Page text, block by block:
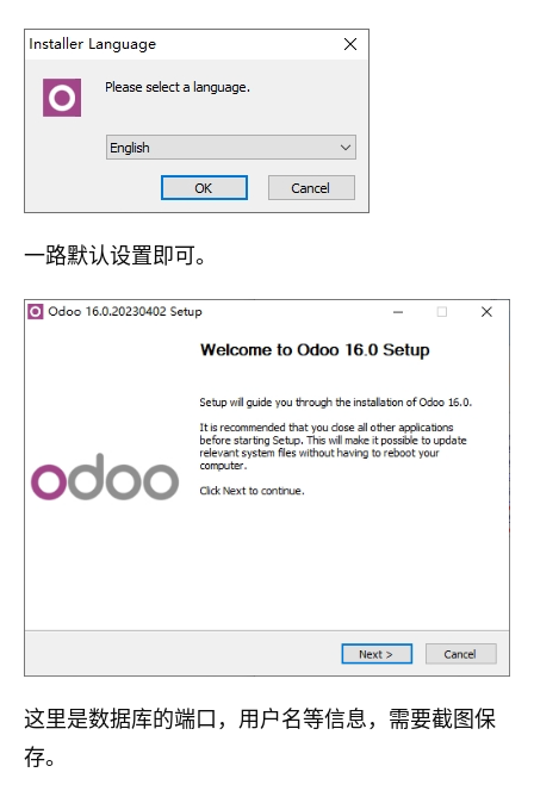
一路默认设置即可。
这里是数据库的端口，用户名等信息，需要截图保
存。